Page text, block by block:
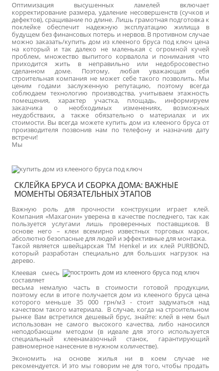
Оптимизация высушенных ламелей включает
корректирование размера, удаление несовершенств (сучков и
дефектов), сращивание по длине. Лишь грамотная подготовка к
поклейке обеспечит надежную эксплуатацию жилища в
будущем без финансовых потерь и нервов. В противном случае
можно заказать/купить дом из клееного бруса под ключ цена
на который и так далеко не маленькая с огромной кучей
проблем, множество выпитого корвалола и понимания что
приходится жить в неправильно или недобросовестно
сделанном доме. Поэтому, любая уважающая себя
строительная компания не может себе такого позволить. Мы
ценим годами заслуженную репутацию, поэтому всегда
соблюдаем технологию производства, учитываем этажность
помещения, характер участка, площадь, информируем
заказчика о необходимых изменениях, возможных
неудобстваих, а также обязательно о материалах и их
стоимости. Вы всегда можете купить дом из клееного бруса от
производителя позвонив нам по телефону и назначив дату
встречи!
Мы
СКЛЕЙКА БРУСА И СБОРКА ДОМА: ВАЖНЫЕ
МОМЕНТЫ ОБЯЗАТЕЛЬНЫХ ЭТАПОВ
Важную роль для прочности конструкции играет клей.
Компания «Махагони» уверена в качестве последнего, так как
пользуется услугами лишь проверенных поставщиков. В
основе него – клеи всемирно известных торговых марок,
абсолютно безопасные для людей и эффективные для монтажа.
Такой является швейцарская ТМ Henkel и их клей PURBOND,
который разработан специально для больших нагрузок на
дерево.
Клеевая смесь
составляет
весьма немалую часть в стоимости готовой продукции,
поэтому если в итоге получается дом из клееного бруса цена
которого меньше 35 000 грн/м3 - стоит задуматься над
качеством такого материала. В случае, когда на строительном
рынке Вам встретился дешевый брус, знайте: клей в нем был
использован не самого высокого качества, либо наносился
неподобающим методом (в идеале для этого используется
специальный клеенамазочный станок, гарантирующий
равномерное нанесение в нужном количестве).
Экономить на основе жилья ни в коем случае не
рекомендуется. И это мы говорим не для того, чтобы продать